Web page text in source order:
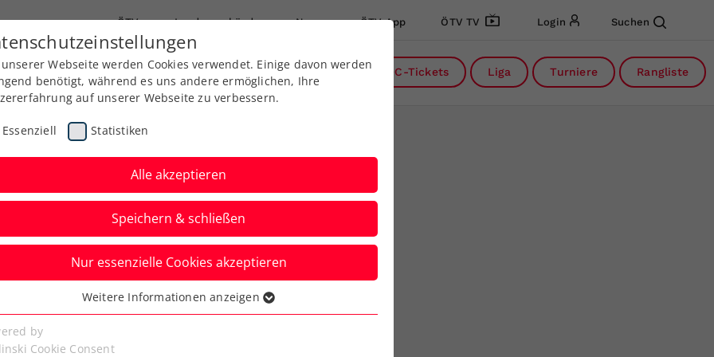
ÖTV Landesverbände News ÖTV App ÖTV TV Login Suchen
Ausbildung Services Über uns DC-Tickets Liga Turniere Rangliste
Generali Austria
1:0-Führung gegen
Webseite werden Cookies verwendet. Einige davon werden
benötigt, während es uns andere ermöglichen, Ihre
auf unserer Webseite zu verbessern.
Essenziell Statistiken
Alle akzeptieren
Speichern & schließen
Nur essenzielle Cookies akzeptieren
Cookies werden für grundlegende Funktionen der
benötigt. Dadurch ist gewährleistet, dass die Webseite
Weitere Informationen anzeigen
by
Cookie Consent